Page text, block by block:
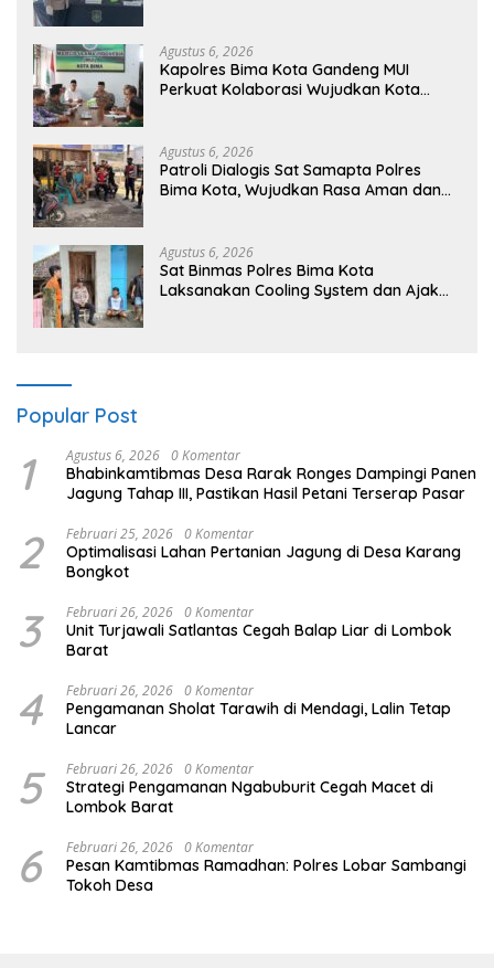
Agustus 6, 2026
Kapolres Bima Kota Gandeng MUI
Perkuat Kolaborasi Wujudkan Kota
Agustus 6, 2026
Patroli Dialogis Sat Samapta Polres
Bima Kota, Wujudkan Rasa Aman dan
Agustus 6, 2026
Sat Binmas Polres Bima Kota
Laksanakan Cooling System dan Ajak
Popular Post
1 Agustus 6, 2026 0 Komentar
Bhabinkamtibmas Desa Rarak Ronges Dampingi Panen
Jagung Tahap III, Pastikan Hasil Petani Terserap Pasar
2 Februari 25, 2026 0 Komentar
Optimalisasi Lahan Pertanian Jagung di Desa Karang
Bongkot
3 Februari 26, 2026 0 Komentar
Unit Turjawali Satlantas Cegah Balap Liar di Lombok
Barat
4 Februari 26, 2026 0 Komentar
Pengamanan Sholat Tarawih di Mendagi, Lalin Tetap
Lancar
5 Februari 26, 2026 0 Komentar
Strategi Pengamanan Ngabuburit Cegah Macet di
Lombok Barat
6 Februari 26, 2026 0 Komentar
Pesan Kamtibmas Ramadhan: Polres Lobar Sambangi
Tokoh Desa